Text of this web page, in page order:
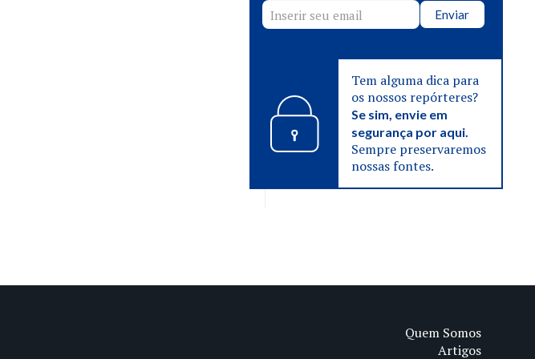
Enviar
Tem alguma dica para
os nossos repórteres?
Se sim, envie em
segurança por aqui.
Sempre preservaremos
nossas fontes.
Quem Somos
Artigos